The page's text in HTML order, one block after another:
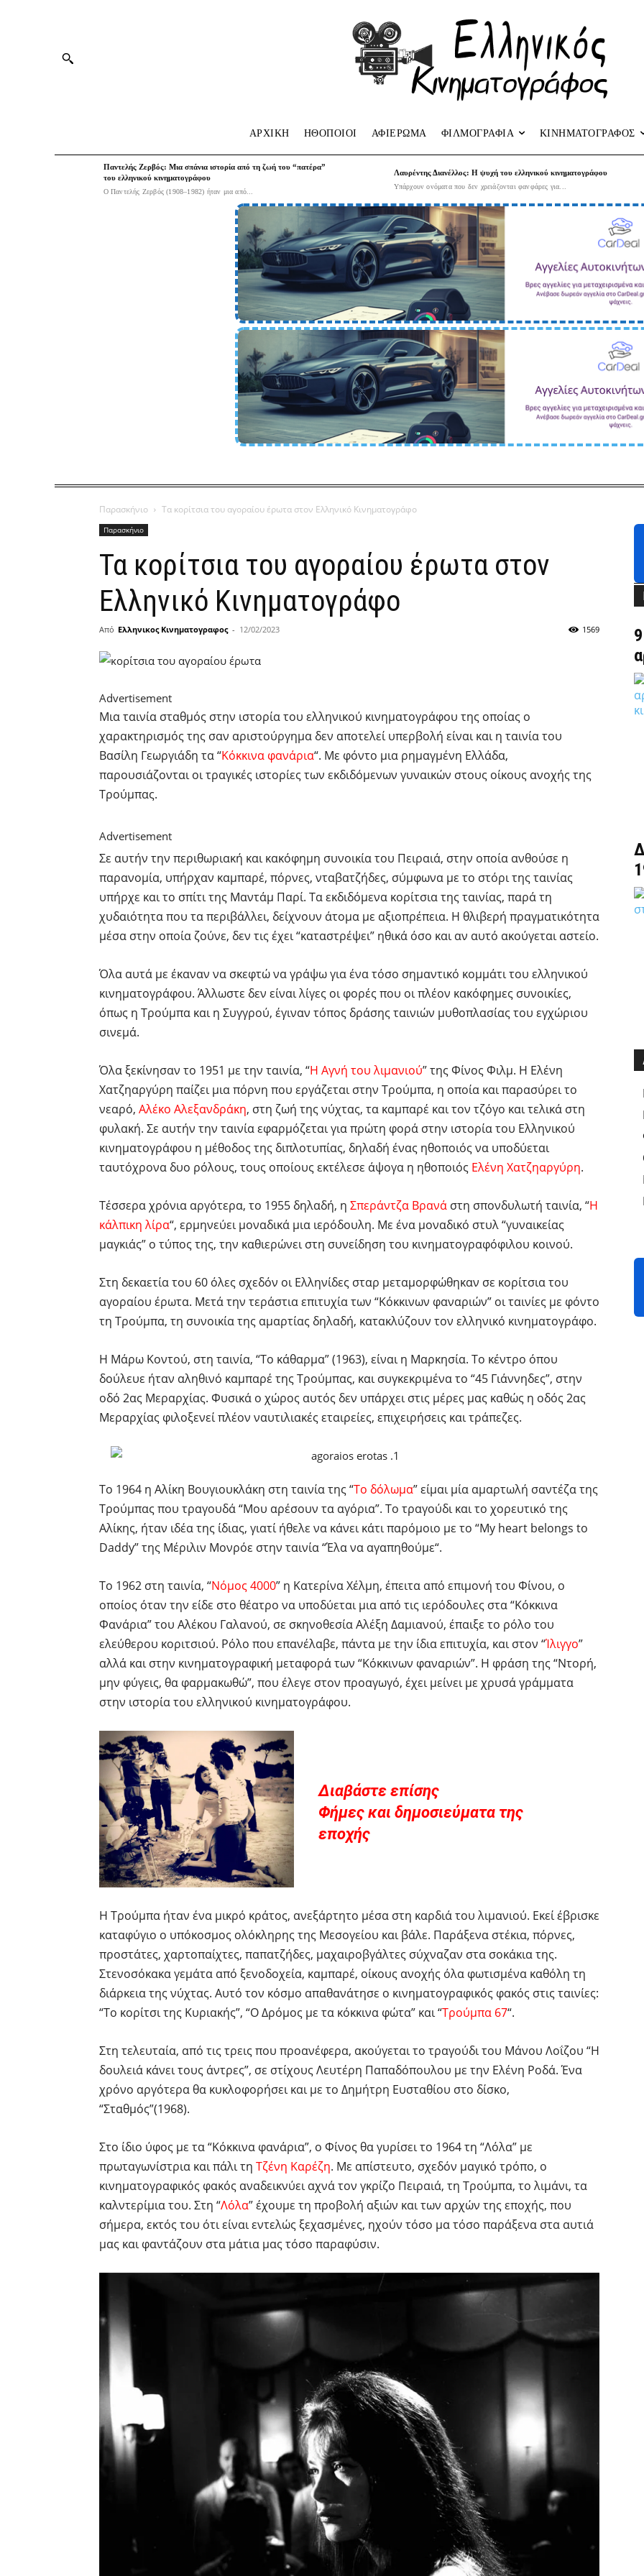
ΑΡΧΙΚΗ HΘΟΠΟΙΟΙ ΑΦΙΕΡΩΜΑ ΦΙΛΜΟΓΡΑΦΙΑ ΚΙΝΗΜΑΤΟΓΡΑΦΟΣ
Παντελής Ζερβός: Μια σπάνια ιστορία από τη ζωή του “πατέρα”
του ελληνικού κινηματογράφου
Ο Παντελής Ζερβός (1908–1982) ήταν μια από...
Λαυρέντης Διανέλλος: Η ψυχή του ελληνικού κινηματογράφου
Υπάρχουν ονόματα που δεν χρειάζονται φανφάρες για...
Παρασκήνιο Τα κορίτσια του αγοραίου έρωτα στον Ελληνικό Κινηματογράφο
Παρασκήνιο
Τα κορίτσια του αγοραίου έρωτα στον
Ελληνικό Κινηματογράφο
Από Ελληνικος Κινηματογραφος - 12/02/2023 1569
Advertisement
Μια ταινία σταθμός στην ιστορία του ελληνικού κινηματογράφου της οποίας ο
χαρακτηρισμός της σαν αριστούργημα δεν αποτελεί υπερβολή είναι και η ταινία του
Βασίλη Γεωργιάδη τα “Κόκκινα φανάρια“. Με φόντο μια ρημαγμένη Ελλάδα,
παρουσιάζονται οι τραγικές ιστορίες των εκδιδόμενων γυναικών στους οίκους ανοχής της
Τρούμπας.
Advertisement
Σε αυτήν την περιθωριακή και κακόφημη συνοικία του Πειραιά, στην οποία ανθούσε η
παρανομία, υπήρχαν καμπαρέ, πόρνες, νταβατζήδες, σύμφωνα με το στόρι της ταινίας
υπήρχε και το σπίτι της Μαντάμ Παρί. Τα εκδιδόμενα κορίτσια της ταινίας, παρά τη
χυδαιότητα που τα περιβάλλει, δείχνουν άτομα με αξιοπρέπεια. Η θλιβερή πραγματικότητα
μέσα στην οποία ζούνε, δεν τις έχει “καταστρέψει” ηθικά όσο και αν αυτό ακούγεται αστείο.
Όλα αυτά με έκαναν να σκεφτώ να γράψω για ένα τόσο σημαντικό κομμάτι του ελληνικού
κινηματογράφου. Άλλωστε δεν είναι λίγες οι φορές που οι πλέον κακόφημες συνοικίες,
όπως η Τρούμπα και η Συγγρού, έγιναν τόπος δράσης ταινιών μυθοπλασίας του εγχώριου
σινεμά.
Όλα ξεκίνησαν το 1951 με την ταινία, “Η Αγνή του λιμανιού” της Φίνος Φιλμ. Η Ελένη
Χατζηαργύρη παίζει μια πόρνη που εργάζεται στην Τρούμπα, η οποία και παρασύρει το
νεαρό, Αλέκο Αλεξανδράκη, στη ζωή της νύχτας, τα καμπαρέ και τον τζόγο και τελικά στη
φυλακή. Σε αυτήν την ταινία εφαρμόζεται για πρώτη φορά στην ιστορία του Ελληνικού
κινηματογράφου η μέθοδος της διπλοτυπίας, δηλαδή ένας ηθοποιός να υποδύεται
ταυτόχρονα δυο ρόλους, τους οποίους εκτέλεσε άψογα η ηθοποιός Ελένη Χατζηαργύρη.
Τέσσερα χρόνια αργότερα, το 1955 δηλαδή, η Σπεράντζα Βρανά στη σπονδυλωτή ταινία, “Η
κάλπικη λίρα“, ερμηνεύει μοναδικά μια ιερόδουλη. Με ένα μοναδικό στυλ “γυναικείας
μαγκιάς” ο τύπος της, την καθιερώνει στη συνείδηση του κινηματογραφόφιλου κοινού.
Στη δεκαετία του 60 όλες σχεδόν οι Ελληνίδες σταρ μεταμορφώθηκαν σε κορίτσια του
αγοραίου έρωτα. Μετά την τεράστια επιτυχία των “Κόκκινων φαναριών” οι ταινίες με φόντο
τη Τρούμπα, τη συνοικία της αμαρτίας δηλαδή, κατακλύζουν τον ελληνικό κινηματογράφο.
Η Μάρω Κοντού, στη ταινία, “Το κάθαρμα” (1963), είναι η Μαρκησία. Το κέντρο όπου
δούλευε ήταν αληθινό καμπαρέ της Τρούμπας, και συγκεκριμένα το “45 Γιάννηδες”, στην
οδό 2ας Μεραρχίας. Φυσικά ο χώρος αυτός δεν υπάρχει στις μέρες μας καθώς η οδός 2ας
Μεραρχίας φιλοξενεί πλέον ναυτιλιακές εταιρείες, επιχειρήσεις και τράπεζες.
Το 1964 η Αλίκη Βουγιουκλάκη στη ταινία της “Το δόλωμα” είμαι μία αμαρτωλή σαντέζα της
Τρούμπας που τραγουδά “Μου αρέσουν τα αγόρια”. Tο τραγούδι και το χορευτικό της
Αλίκης, ήταν ιδέα της ίδιας, γιατί ήθελε να κάνει κάτι παρόμοιο με το “My heart belongs to
Daddy” της Μέριλιν Μονρόε στην ταινία “Έλα να αγαπηθούμε“.
Το 1962 στη ταινία, “Νόμος 4000” η Κατερίνα Χέλμη, έπειτα από επιμονή του Φίνου, ο
οποίος όταν την είδε στο θέατρο να υποδύεται μια από τις ιερόδουλες στα “Κόκκινα
Φανάρια” του Αλέκου Γαλανού, σε σκηνοθεσία Αλέξη Δαμιανού, έπαιξε το ρόλο του
ελεύθερου κοριτσιού. Ρόλο που επανέλαβε, πάντα με την ίδια επιτυχία, και στον “Ίλιγγο”
αλλά και στην κινηματογραφική μεταφορά των “Κόκκινων φαναριών”. Η φράση της “Ντορή,
μην φύγεις, θα φαρμακωθώ”, που έλεγε στον προαγωγό, έχει μείνει με χρυσά γράμματα
στην ιστορία του ελληνικού κινηματογράφου.
Διαβάστε επίσης
Φήμες και δημοσιεύματα της
εποχής
Η Τρούμπα ήταν ένα μικρό κράτος, ανεξάρτητο μέσα στη καρδιά του λιμανιού. Εκεί έβρισκε
καταφύγιο ο υπόκοσμος ολόκληρης της Μεσογείου και βάλε. Παράξενα στέκια, πόρνες,
προστάτες, χαρτοπαίχτες, παπατζήδες, μαχαιροβγάλτες σύχναζαν στα σοκάκια της.
Στενοσόκακα γεμάτα από ξενοδοχεία, καμπαρέ, οίκους ανοχής όλα φωτισμένα καθόλη τη
διάρκεια της νύχτας. Αυτό τον κόσμο απαθανάτησε ο κινηματογραφικός φακός στις ταινίες:
“Το κορίτσι της Κυριακής”, “Ο Δρόμος με τα κόκκινα φώτα” και “Τρούμπα 67“.
Στη τελευταία, από τις τρεις που προανέφερα, ακούγεται το τραγούδι του Μάνου Λοΐζου “Η
δουλειά κάνει τους άντρες”, σε στίχους Λευτέρη Παπαδόπουλου με την Ελένη Ροδά. Ένα
χρόνο αργότερα θα κυκλοφορήσει και με το Δημήτρη Ευσταθίου στο δίσκο,
“Σταθμός”(1968).
Στο ίδιο ύφος με τα “Κόκκινα φανάρια”, ο Φίνος θα γυρίσει το 1964 τη “Λόλα” με
πρωταγωνίστρια και πάλι τη Τζένη Καρέζη. Με απίστευτο, σχεδόν μαγικό τρόπο, ο
κινηματογραφικός φακός αναδεικνύει αχνά τον γκρίζο Πειραιά, τη Τρούμπα, το λιμάνι, τα
καλντερίμια του. Στη “Λόλα” έχουμε τη προβολή αξιών και των αρχών της εποχής, που
σήμερα, εκτός του ότι είναι εντελώς ξεχασμένες, ηχούν τόσο μα τόσο παράξενα στα αυτιά
μας και φαντάζουν στα μάτια μας τόσο παραφύσιν.